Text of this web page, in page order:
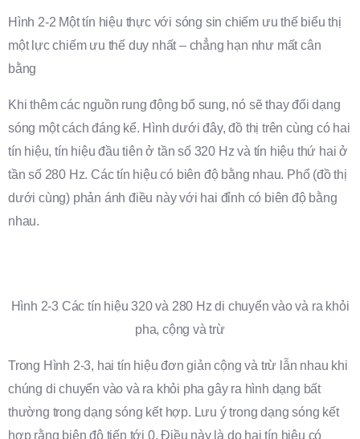
Hình 2-2 Một tín hiệu thực với sóng sin chiếm ưu thế biểu thị
một lực chiếm ưu thế duy nhất – chẳng hạn như mất cân
bằng
Khi thêm các nguồn rung động bổ sung, nó sẽ thay đổi dạng
sóng một cách đáng kể. Hình dưới đây, đồ thị trên cùng có hai
tín hiệu, tín hiệu đầu tiên ở tần số 320 Hz và tín hiệu thứ hai ở
tần số 280 Hz. Các tín hiệu có biên độ bằng nhau. Phổ (đồ thị
dưới cùng) phản ánh điều này với hai đỉnh có biên độ bằng
nhau.
Hình 2-3 Các tín hiệu 320 và 280 Hz di chuyển vào và ra khỏi
pha, cộng và trừ
Trong Hình 2-3, hai tín hiệu đơn giản cộng và trừ lẫn nhau khi
chúng di chuyển vào và ra khỏi pha gây ra hình dạng bất
thường trong dạng sóng kết hợp. Lưu ý trong dạng sóng kết
hợp rằng biên độ tiến tới 0. Điều này là do hai tín hiệu có